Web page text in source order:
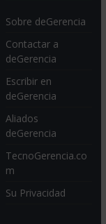
Sobre deGerencia
Contactar a
deGerencia
Escribir en
deGerencia
Aliados
deGerencia
TecnoGerencia.co
m
Su Privacidad